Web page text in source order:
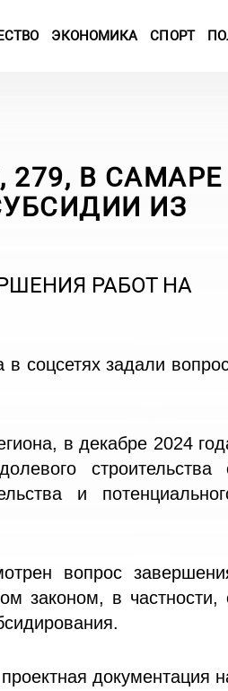
ЭКОНОМИКА СПОРТ
В САМАРЕ
ИЗ
РАБОТ НА
соцсетях задали
в декабре 2024
строительства
и
вопрос
законом, в частности,
документация